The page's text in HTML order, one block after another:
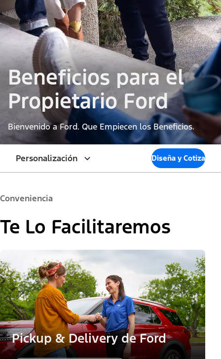
Beneficios para el
Propietario Ford
Bienvenido a Ford. Que Empiecen los Beneficios.
Personalización Diseña y Cotiza
Conveniencia
Te Lo Facilitaremos
Pickup & Delivery de Ford